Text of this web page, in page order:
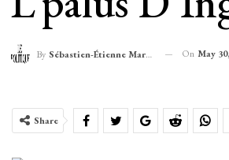
By Sébastien-Étienne Marechal On May
Share